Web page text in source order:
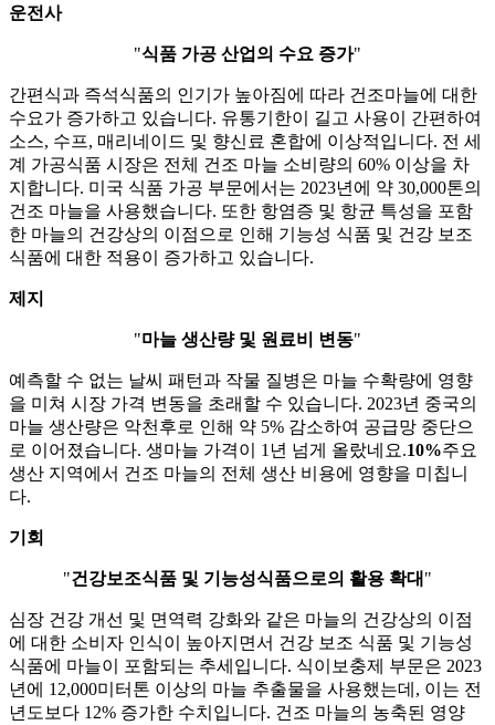
운전사
"식품 가공 산업의 수요 증가"
간편식과 즉석식품의 인기가 높아짐에 따라 건조마늘에 대한
수요가 증가하고 있습니다. 유통기한이 길고 사용이 간편하여
소스, 수프, 매리네이드 및 향신료 혼합에 이상적입니다. 전 세
계 가공식품 시장은 전체 건조 마늘 소비량의 60% 이상을 차
지합니다. 미국 식품 가공 부문에서는 2023년에 약 30,000톤의
건조 마늘을 사용했습니다. 또한 항염증 및 항균 특성을 포함
한 마늘의 건강상의 이점으로 인해 기능성 식품 및 건강 보조
식품에 대한 적용이 증가하고 있습니다.
제지
"마늘 생산량 및 원료비 변동"
예측할 수 없는 날씨 패턴과 작물 질병은 마늘 수확량에 영향
을 미쳐 시장 가격 변동을 초래할 수 있습니다. 2023년 중국의
마늘 생산량은 악천후로 인해 약 5% 감소하여 공급망 중단으
로 이어졌습니다. 생마늘 가격이 1년 넘게 올랐네요.10%주요
생산 지역에서 건조 마늘의 전체 생산 비용에 영향을 미칩니
다.
기회
"건강보조식품 및 기능성식품으로의 활용 확대 "
심장 건강 개선 및 면역력 강화와 같은 마늘의 건강상의 이점
에 대한 소비자 인식이 높아지면서 건강 보조 식품 및 기능성
식품에 마늘이 포함되는 추세입니다. 식이보충제 부문은 2023
년에 12,000미터톤 이상의 마늘 추출물을 사용했는데, 이는 전
년도보다 12% 증가한 수치입니다. 건조 마늘의 농축된 영양